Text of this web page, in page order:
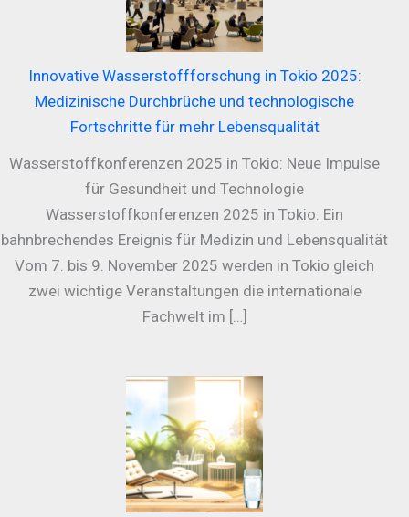
Innovative Wasserstoffforschung in Tokio 2025:
Medizinische Durchbrüche und technologische
Fortschritte für mehr Lebensqualität
Wasserstoffkonferenzen 2025 in Tokio: Neue Impulse
für Gesundheit und Technologie
Wasserstoffkonferenzen 2025 in Tokio: Ein
bahnbrechendes Ereignis für Medizin und Lebensqualität
Vom 7. bis 9. November 2025 werden in Tokio gleich
zwei wichtige Veranstaltungen die internationale
Fachwelt im […]